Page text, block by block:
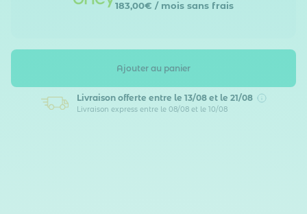
183,00€ / mois sans frais
Ajouter au panier
Livraison offerte entre le 13/08 et le 21/08
Livraison express entre le 08/08 et le 10/08